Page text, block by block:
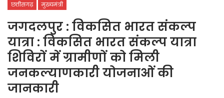
छत्तीसगढ़ मुख्यमंत्री
जगदलपुर : विकसित भारत संकल्प
यात्रा : विकसित भारत संकल्प यात्रा
शिविरों में ग्रामीणों को मिली
जनकल्याणकारी योजनाओं की
जानकारी